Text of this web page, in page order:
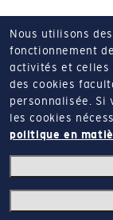
Nous utilisons
fonctionnement
activités et celles
des cookies
personnalisée.
Si
les cookies
politique en